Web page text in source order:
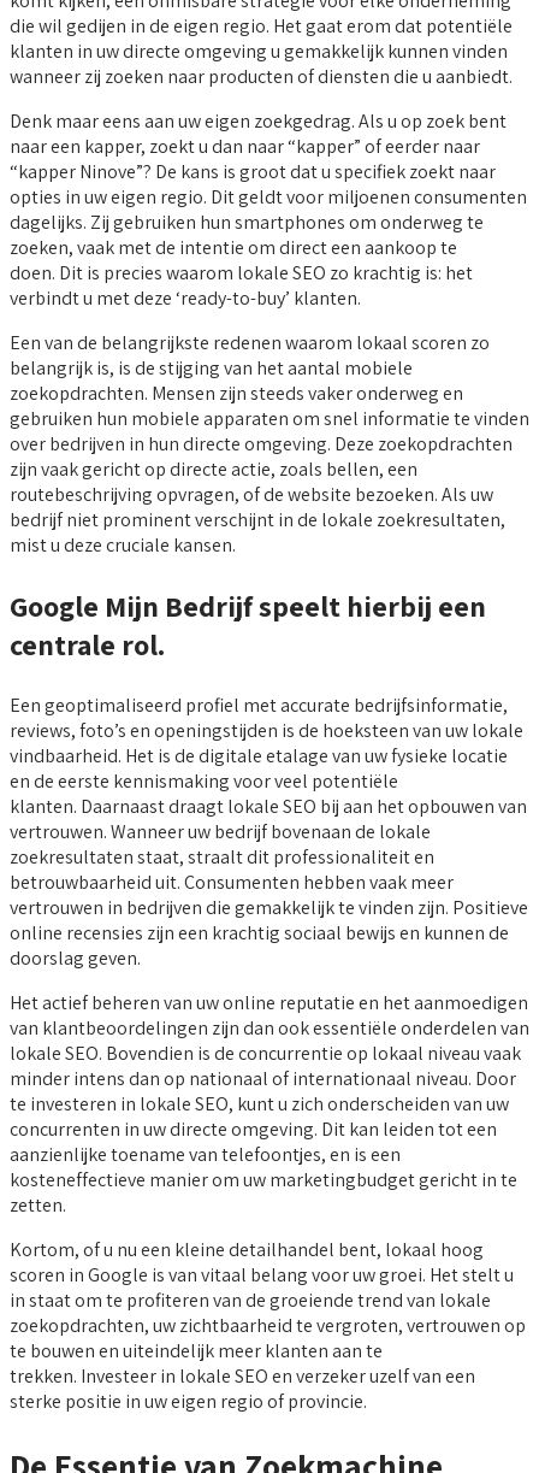
die wil gedijen in de eigen regio. Het gaat erom dat potentiële
klanten in uw directe omgeving u gemakkelijk kunnen vinden
wanneer zij zoeken naar producten of diensten die u aanbiedt.
Denk maar eens aan uw eigen zoekgedrag. Als u op zoek bent
naar een kapper, zoekt u dan naar “kapper” of eerder naar
“kapper Ninove”? De kans is groot dat u specifiek zoekt naar
opties in uw eigen regio. Dit geldt voor miljoenen consumenten
dagelijks. Zij gebruiken hun smartphones om onderweg te
zoeken, vaak met de intentie om direct een aankoop te
doen. Dit is precies waarom lokale SEO zo krachtig is: het
verbindt u met deze ‘ready-to-buy’ klanten.
Een van de belangrijkste redenen waarom lokaal scoren zo
belangrijk is, is de stijging van het aantal mobiele
zoekopdrachten. Mensen zijn steeds vaker onderweg en
gebruiken hun mobiele apparaten om snel informatie te vinden
over bedrijven in hun directe omgeving. Deze zoekopdrachten
zijn vaak gericht op directe actie, zoals bellen, een
routebeschrijving opvragen, of de website bezoeken. Als uw
bedrijf niet prominent verschijnt in de lokale zoekresultaten,
mist u deze cruciale kansen.
Google Mijn Bedrijf speelt hierbij een
centrale rol.
Een geoptimaliseerd profiel met accurate bedrijfsinformatie,
reviews, foto’s en openingstijden is de hoeksteen van uw lokale
vindbaarheid. Het is de digitale etalage van uw fysieke locatie
en de eerste kennismaking voor veel potentiële
klanten. Daarnaast draagt lokale SEO bij aan het opbouwen van
vertrouwen. Wanneer uw bedrijf bovenaan de lokale
zoekresultaten staat, straalt dit professionaliteit en
betrouwbaarheid uit. Consumenten hebben vaak meer
vertrouwen in bedrijven die gemakkelijk te vinden zijn. Positieve
online recensies zijn een krachtig sociaal bewijs en kunnen de
doorslag geven.
Het actief beheren van uw online reputatie en het aanmoedigen
van klantbeoordelingen zijn dan ook essentiële onderdelen van
lokale SEO. Bovendien is de concurrentie op lokaal niveau vaak
minder intens dan op nationaal of internationaal niveau. Door
te investeren in lokale SEO, kunt u zich onderscheiden van uw
concurrenten in uw directe omgeving. Dit kan leiden tot een
aanzienlijke toename van telefoontjes, en is een
kosteneffectieve manier om uw marketingbudget gericht in te
zetten.
Kortom, of u nu een kleine detailhandel bent, lokaal hoog
scoren in Google is van vitaal belang voor uw groei. Het stelt u
in staat om te profiteren van de groeiende trend van lokale
zoekopdrachten, uw zichtbaarheid te vergroten, vertrouwen op
te bouwen en uiteindelijk meer klanten aan te
trekken. Investeer in lokale SEO en verzeker uzelf van een
sterke positie in uw eigen regio of provincie.